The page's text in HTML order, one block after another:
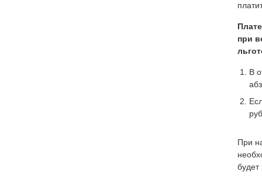
при
В
При